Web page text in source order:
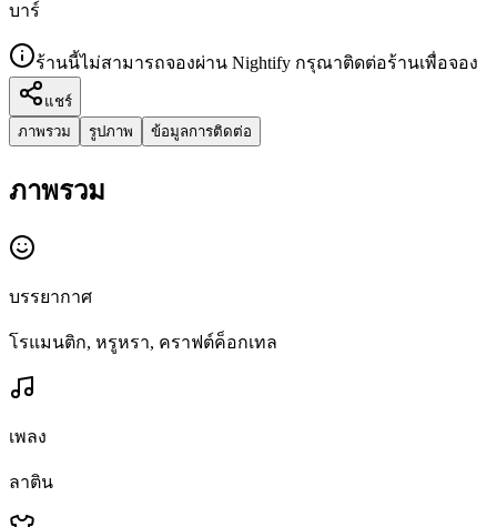
บาร์
ร้านนี้ไม่สามารถจองผ่าน Nightify กรุณาติดต่อร้านเพื่อจอง
แชร์
ภาพรวม
รูปภาพ ข้อมูลการติดต่อ
ภาพรวม
บรรยากาศ
โรแมนติก, หรูหรา, คราฟต์ค็อกเทล
เพลง
ลาติน